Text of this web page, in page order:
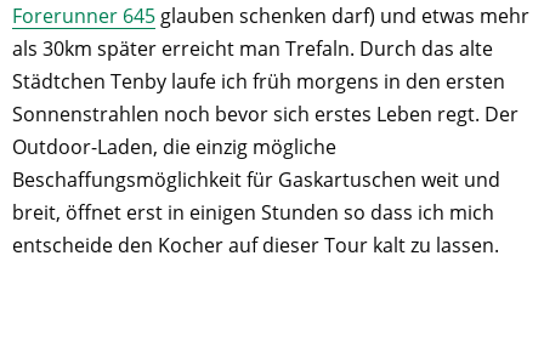
Forerunner 645 glauben schenken darf) und etwas mehr
als 30km später erreicht man Trefaln. Durch das alte
Städtchen Tenby laufe ich früh morgens in den ersten
Sonnenstrahlen noch bevor sich erstes Leben regt. Der
Outdoor-Laden, die einzig mögliche
Beschaffungsmöglichkeit für Gaskartuschen weit und
breit, öffnet erst in einigen Stunden so dass ich mich
entscheide den Kocher auf dieser Tour kalt zu lassen.